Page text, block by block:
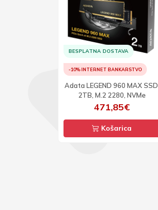
BESPLATNA DOSTAVA
-10% INTERNET BANKARSTVO
Adata LEGEND 960 MAX SSD,
2TB, M.2 2280, NVMe
471,85€
Košarica